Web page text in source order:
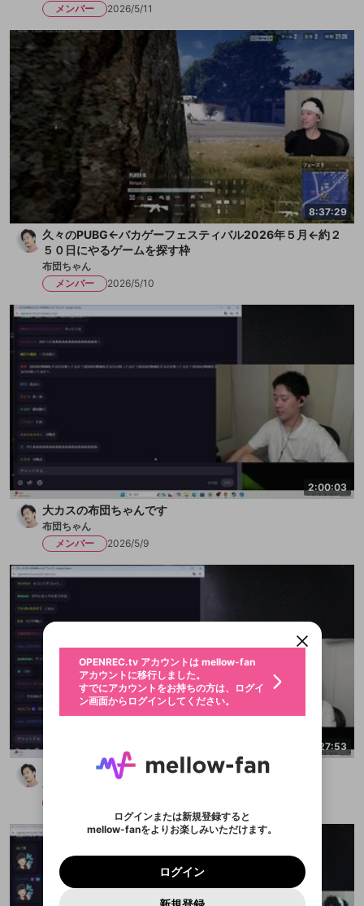
メンバー
2026/5/11
8:37:29
久々のPUBG←バカゲーフェスティバル2026年５月←約２
５０日にやるゲームを探す枠
布団ちゃん
メンバー
2026/5/10
2:00:03
大カスの布団ちゃんです
布団ちゃん
メンバー
2026/5/9
2:27:53
どうも、カスです
布団ちゃん
ブレイクタイム広告
ライブ配信中に休憩するときに、最大1分間の広告
を表示することができます。
ユーザーの視聴環境によっては広告を表示すること
ができない場合があります。
詳しくはこちら
アプリで快適に視聴しよう！
ば、通知をもれなく受け取れます！
インストール アプリで開く
新規登録
メールアドレスで新規登録
または
Google
Yahoo! JAPAN
新規登録
@
次にお進みください。
ログイン
メールアドレスでログイン
または
Google
Yahoo! JAPAN
ログイン
ログイン
パスワードを忘れた方はこちら
OPENREC.tv アカウントは mellow-fan
アカウントに移行しました。
すでにアカウントをお持ちの方は、ログイ
ン画面からログインしてください。
ログインまたは新規登録すると
mellow-fanをよりお楽しみいただけます。
ログイン
登録したメールアドレスを入力し、送信してくださ
再設定する
入力していただいたメールアドレ
スに、パスワード再設定用URLを
のでご確認ください
OK
年
生年月は登録後に変更できません。
お住まいの地域
ご登録いただいた情報はサービスの向上を目的
として使用いたします。
一部サービスをご利用いただくには、生年月の
認証コードの入力
メイン及びcs.openrec.co.jpドメイン）が受信拒否設
定に含まれていないかご確認ください。
セッションの有効期限が切れたた
不適切なユーザーとして報告しま
すか？
問題を選択してください
わいせつな表現
著作権の侵害 0
報告された問題については、利用規約に違反しているか
どうかをスタッフが確認します。
サブスクシェア
詳しくはこちら
Discordアカウントをお持ちでない方
Discordアカウントを作成
Discordは第三者が提供するコミュニティーサービスで、
mellow-fanとは関わりがありません。Discordに関してのお